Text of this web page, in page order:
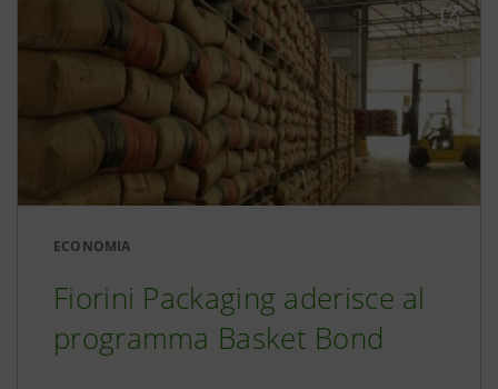
ECONOMIA
Fiorini Packaging aderisce al
programma Basket Bond